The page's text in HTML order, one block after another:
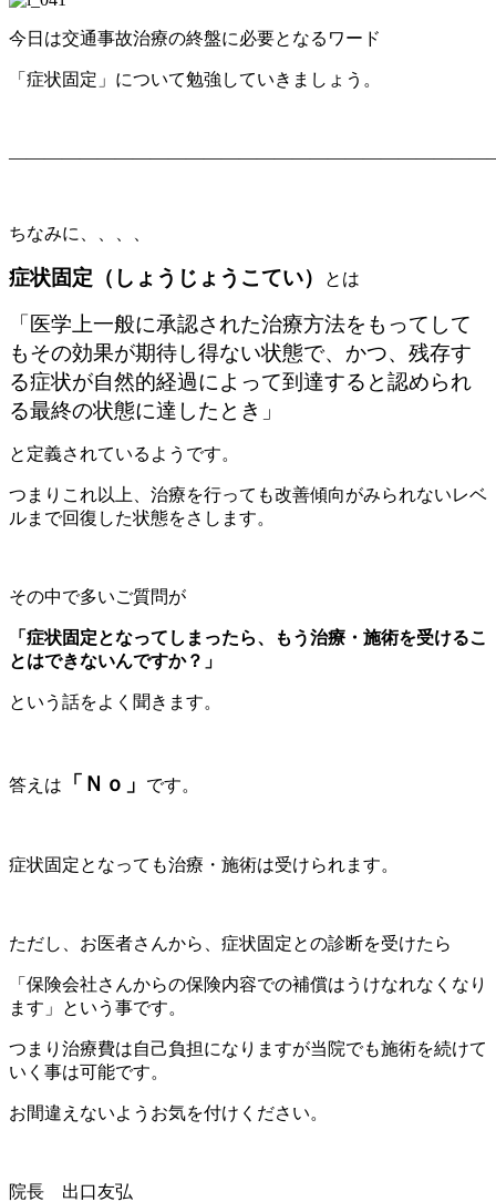
今日は交通事故治療の終盤に必要となるワード
「症状固定」について勉強していきましょう。
ちなみに、、、、
症状固定（しょうじょうこてい） とは
「医学上一般に承認された治療方法をもってして
もその効果が期待し得ない状態で、かつ、残存す
る症状が自然的経過によって到達すると認められ
る最終の状態に達したとき」
と定義されているようです。
つまりこれ以上、治療を行っても改善傾向がみられないレベ
ルまで回復した状態をさします。
その中で多いご質問が
「症状固定となってしまったら、もう治療・施術を受けるこ
とはできないんですか？」
という話をよく聞きます。
答えは 「Ｎｏ」 です。
症状固定となっても治療・施術は受けられます。
ただし、お医者さんから、症状固定との診断を受けたら
「保険会社さんからの保険内容での補償はうけなれなくなり
ます」という事です。
つまり治療費は自己負担になりますが当院でも施術を続けて
いく事は可能です。
お間違えないようお気を付けください。
院長 出口友弘